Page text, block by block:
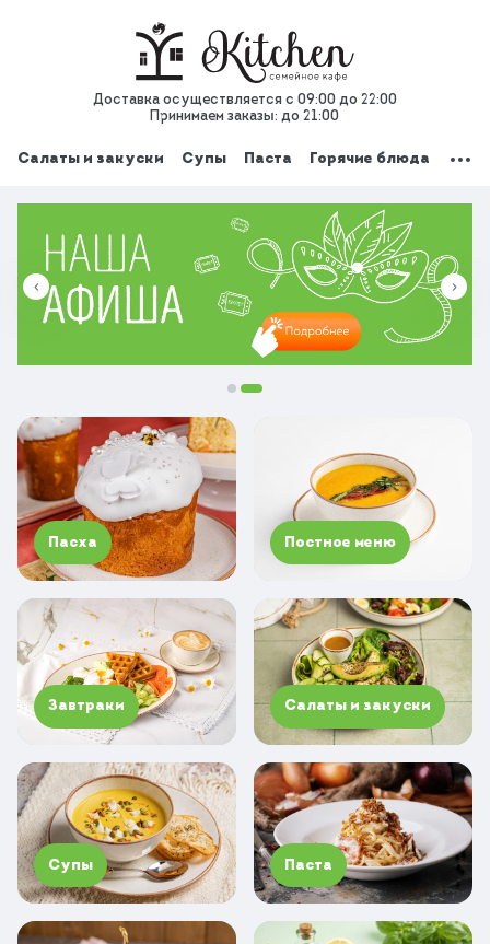
Доставка осуществляется с 09:00 до 22:00
Принимаем заказы: до 21:00
Салаты и закуски Супы Паста Горячие блюда
Пасха Постное меню
Завтраки Салаты и закуски
Супы Паста